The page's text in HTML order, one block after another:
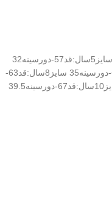
جنس: مازراتی درجه1 سایزبندی:5 تا 10 سال سایز5سال:قد57-دورسینه32
سایز6سال:قد59-دورسینه33 سایز7سال:قد61-دورسینه35 سایز8سال:قد63-